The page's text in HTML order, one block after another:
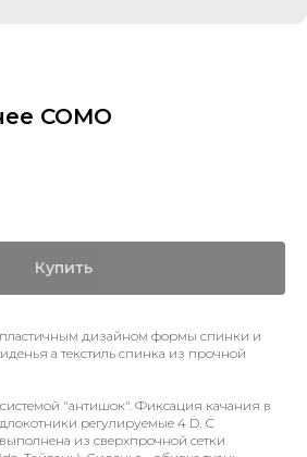
COMO
Купить
дизайном формы спинки и
а текстиль спинка из прочной
"антишок". Фиксация качания в
регулируемые 4 D. С
из сверхпрочной сетки